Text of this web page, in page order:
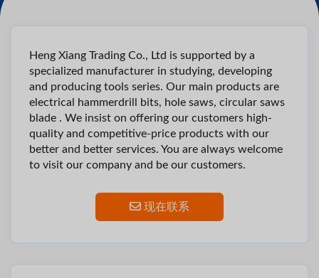
Heng Xiang Trading Co., Ltd is supported by a
specialized manufacturer in studying, developing
and producing tools series. Our main products are
electrical hammerdrill bits, hole saws, circular saws
blade . We insist on offering our customers high-
quality and competitive-price products with our
better and better services. You are always welcome
to visit our company and be our customers.
现在联系